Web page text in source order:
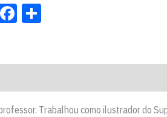
Facebook
Trabalhou como ilustrador do